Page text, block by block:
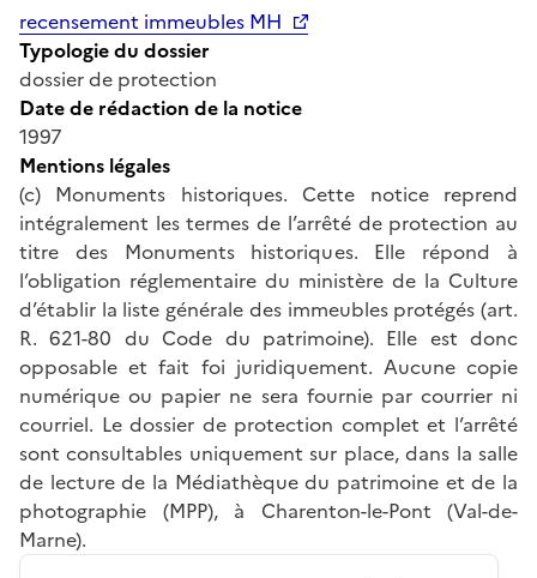
recensement immeubles MH
Typologie du dossier
dossier de protection
Date de rédaction de la notice
1997
Mentions légales
(c) Monuments historiques. Cette notice reprend
intégralement les termes de l’arrêté de protection au
titre des Monuments historiques. Elle répond à
l’obligation réglementaire du ministère de la Culture
d’établir la liste générale des immeubles protégés (art.
R. 621-80 du Code du patrimoine). Elle est donc
opposable et fait foi juridiquement. Aucune copie
numérique ou papier ne sera fournie par courrier ni
courriel. Le dossier de protection complet et l’arrêté
sont consultables uniquement sur place, dans la salle
de lecture de la Médiathèque du patrimoine et de la
photographie (MPP), à Charenton-le-Pont (Val-de-
Marne).